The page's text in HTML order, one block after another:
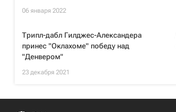
06 января 2022
Трипл-дабл Гилджес-Александера
принес "Оклахоме" победу над
"Денвером"
23 декабря 2021